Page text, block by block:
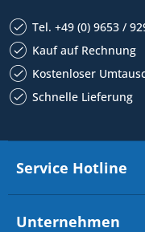
Tel. +49 (0) 9653 /
Kauf auf Rechnung
Kostenloser
Schnelle Lieferung
Service Hotline
Unternehmen